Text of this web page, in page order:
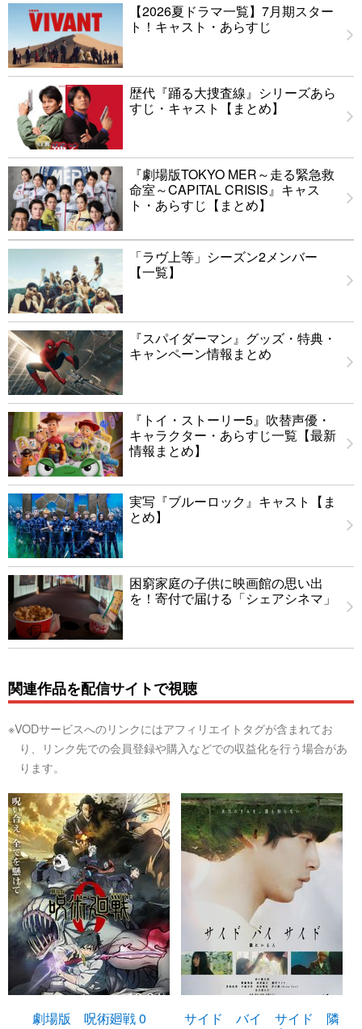
【2026夏ドラマ一覧】7月期スター
ト！キャスト・あらすじ
歴代『踊る大捜査線』シリーズあら
すじ・キャスト【まとめ】
『劇場版TOKYO MER～走る緊急救
命室～CAPITAL CRISIS』キャス
ト・あらすじ【まとめ】
「ラヴ上等」シーズン2メンバー
【一覧】
『スパイダーマン』グッズ・特典・
キャンペーン情報まとめ
『トイ・ストーリー5』吹替声優・
キャラクター・あらすじ一覧【最新
情報まとめ】
実写『ブルーロック』キャスト【ま
とめ】
困窮家庭の子供に映画館の思い出
を！寄付で届ける「シェアシネマ」
関連作品を配信サイトで視聴
※VODサービスへのリンクにはアフィリエイトタグが含まれてお
り、リンク先での会員登録や購入などでの収益化を行う場合があ
ります。
劇場版 呪術廻戦 0
サイド バイ サイド 隣